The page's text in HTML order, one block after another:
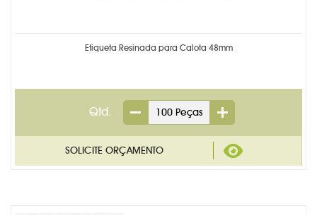
Etiqueta Resinada para Calota 48mm
Qtd.